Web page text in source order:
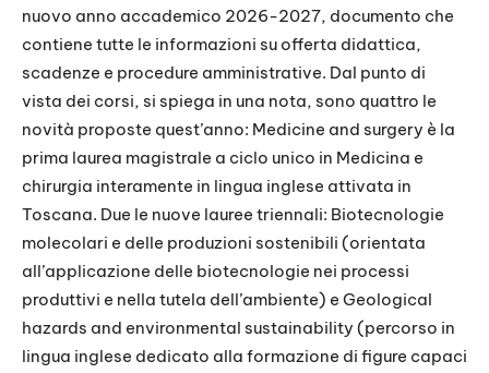
nuovo anno accademico 2026-2027, documento che
contiene tutte le informazioni su offerta didattica,
scadenze e procedure amministrative. Dal punto di
vista dei corsi, si spiega in una nota, sono quattro le
novità proposte quest’anno: Medicine and surgery è la
prima laurea magistrale a ciclo unico in Medicina e
chirurgia interamente in lingua inglese attivata in
Toscana. Due le nuove lauree triennali: Biotecnologie
molecolari e delle produzioni sostenibili (orientata
all’applicazione delle biotecnologie nei processi
produttivi e nella tutela dell’ambiente) e Geological
hazards and environmental sustainability (percorso in
lingua inglese dedicato alla formazione di figure capaci